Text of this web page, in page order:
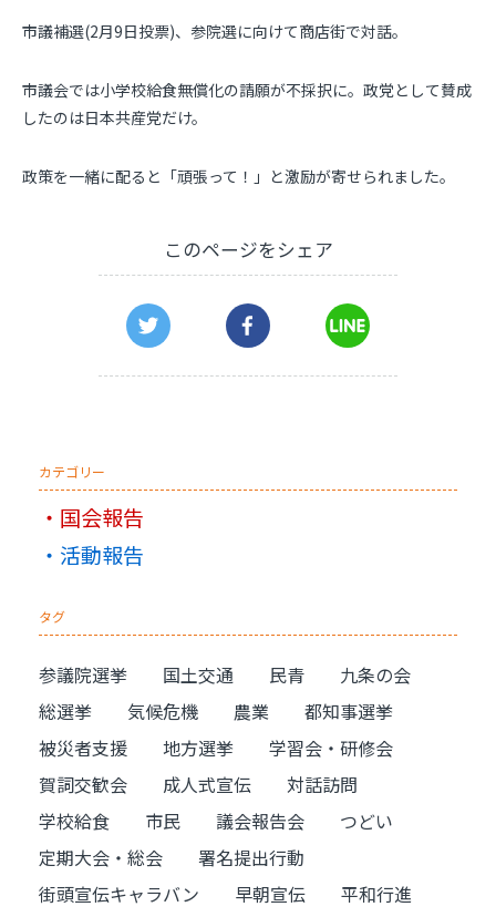
市議補選(2月9日投票)、参院選に向けて商店街で対話。
市議会では小学校給食無償化の請願が不採択に。政党として賛成
したのは日本共産党だけ。
政策を一緒に配ると「頑張って！」と激励が寄せられました。
このページをシェア
カテゴリー
国会報告
活動報告
タグ
参議院選挙 国土交通 民青
九条の会
総選挙
気候危機 農業
都知事選挙
被災者支援
地方選挙
学習会・研修会
賀詞交歓会
成人式宣伝
対話訪問
学校給食
市民 議会報告会
つどい
定期大会・総会
署名提出行動
街頭宣伝キャラバン
早朝宣伝 平和行進